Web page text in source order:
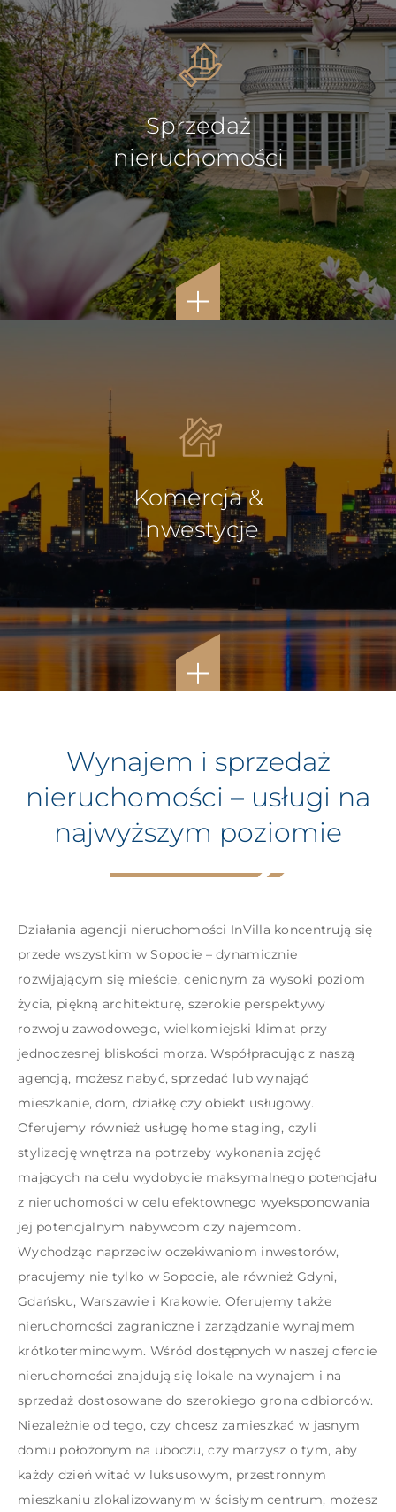
Sprzedaż
nieruchomości
Komercja &
Inwestycje
Wynajem i sprzedaż
nieruchomości – usługi na
najwyższym poziomie
Działania agencji nieruchomości InVilla koncentrują się
przede wszystkim wSopocie – dynamicznie
rozwijającym się mieście, cenionym za wysoki poziom
życia, piękną architekturę, szerokie perspektywy
rozwoju zawodowego, wielkomiejski klimat przy
jednoczesnej bliskości morza. Współpracując z naszą
agencją, możesz nabyć, sprzedać lub wynająć
mieszkanie, dom, działkę czy obiekt usługowy.
Oferujemy również usługę home staging, czyli
stylizację wnętrza na potrzeby wykonania zdjęć
mających na celu wydobycie maksymalnego potencjału
z nieruchomości w celu efektownego wyeksponowania
jej potencjalnym nabywcom czy najemcom.
Wychodząc naprzeciw oczekiwaniom inwestorów,
pracujemy nie tylko w Sopocie, ale również Gdyni,
Gdańsku, Warszawie i Krakowie. Oferujemy także
nieruchomości zagraniczne i zarządzanie wynajmem
krótkoterminowym. Wśród dostępnych w naszej ofercie
nieruchomości znajdują się lokale nawynajem i na
sprzedaż dostosowane do szerokiego grona odbiorców.
Niezależnie od tego, czy chcesz zamieszkać w jasnym
domu położonym na uboczu, czy marzysz o tym, aby
każdy dzień witać w luksusowym, przestronnym
mieszkaniu zlokalizowanym w ścisłym centrum, możesz